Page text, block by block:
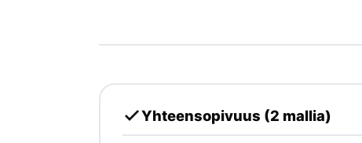
Yhteensopivuus (2 mallia)